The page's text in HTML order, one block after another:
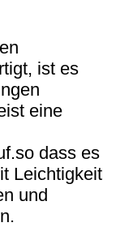
ist es
eine
dass es
Leichtigkeit
und